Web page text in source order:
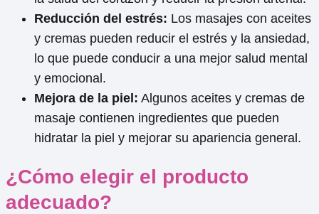
Reducción del estrés: Los masajes con aceites
y cremas pueden reducir el estrés y la ansiedad,
lo que puede conducir a una mejor salud mental
y emocional.
Mejora de la piel: Algunos aceites y cremas de
masaje contienen ingredientes que pueden
hidratar la piel y mejorar su apariencia general.
¿Cómo elegir el producto
adecuado?